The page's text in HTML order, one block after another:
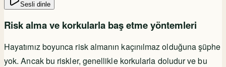
Sesli dinle
Risk alma ve korkularla baş etme yöntemleri
Hayatımız boyunca risk almanın kaçınılmaz olduğuna şüphe
yok. Ancak bu riskler, genellikle korkularla doludur ve bu